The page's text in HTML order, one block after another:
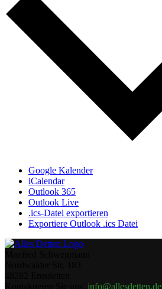
Google Kalender
iCalendar
Outlook 365
Outlook Live
.ics-Datei exportieren
Exportiere Outlook .ics Datei
info@allesdetten.de